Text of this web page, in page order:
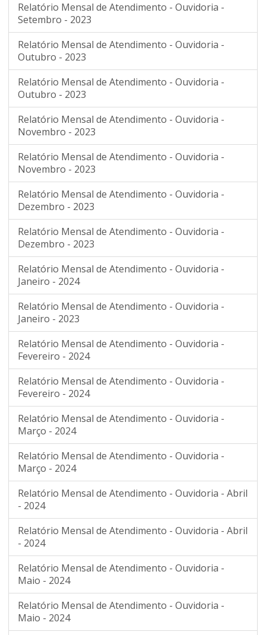
Relatório Mensal de Atendimento - Ouvidoria -
Setembro - 2023
Relatório Mensal de Atendimento - Ouvidoria -
Outubro - 2023
Relatório Mensal de Atendimento - Ouvidoria -
Outubro - 2023
Relatório Mensal de Atendimento - Ouvidoria -
Novembro - 2023
Relatório Mensal de Atendimento - Ouvidoria -
Novembro - 2023
Relatório Mensal de Atendimento - Ouvidoria -
Dezembro - 2023
Relatório Mensal de Atendimento - Ouvidoria -
Dezembro - 2023
Relatório Mensal de Atendimento - Ouvidoria -
Janeiro - 2024
Relatório Mensal de Atendimento - Ouvidoria -
Janeiro - 2023
Relatório Mensal de Atendimento - Ouvidoria -
Fevereiro - 2024
Relatório Mensal de Atendimento - Ouvidoria -
Fevereiro - 2024
Relatório Mensal de Atendimento - Ouvidoria -
Março - 2024
Relatório Mensal de Atendimento - Ouvidoria -
Março - 2024
Relatório Mensal de Atendimento - Ouvidoria - Abril
- 2024
Relatório Mensal de Atendimento - Ouvidoria - Abril
- 2024
Relatório Mensal de Atendimento - Ouvidoria -
Maio - 2024
Relatório Mensal de Atendimento - Ouvidoria -
Maio - 2024